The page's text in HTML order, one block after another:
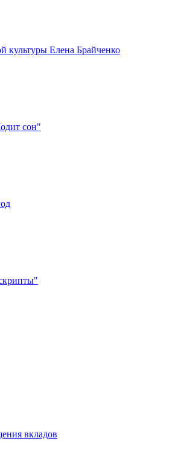
культуры Елена Брайченко
сон"
вкладов